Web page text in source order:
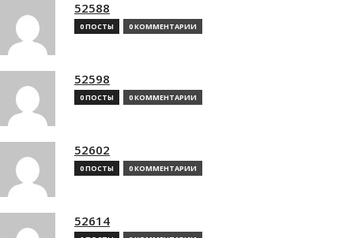
52588
0 ПОСТЫ 0 КОММЕНТАРИИ
52598
0 ПОСТЫ 0 КОММЕНТАРИИ
52602
0 ПОСТЫ 0 КОММЕНТАРИИ
52614